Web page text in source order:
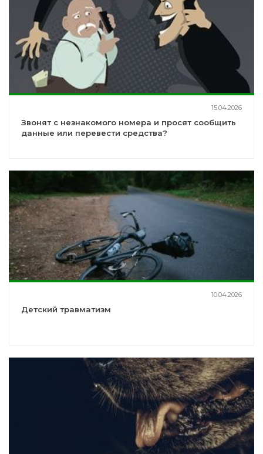
15.04.2026
Звонят с незнакомого номера и просят сообщить
данные или перевести средства?
10.04.2026
Детский травматизм